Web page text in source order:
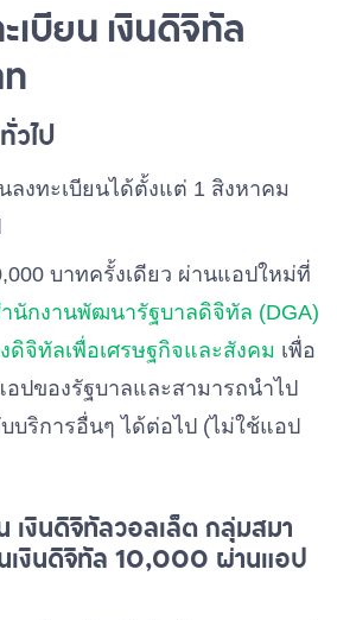
บียน เงินดิจิทัล
วไป
ลงทะเบียนได้ตั้งแต่ 1 สิงหาคม
บาทครั้งเดียว ผ่านแอปใหม่ที่
นักงานพัฒนารัฐบาลดิจิทัล (DGA)
ดิจิทัลเพื่อเศรษฐกิจและสังคม เพื่อ
อปของรัฐบาลและสามารถนำไป
ริการอื่นๆ ได้ต่อไป (ไม่ใช้แอป
เงินดิจิทัลวอลเล็ต กลุ่มสมา
เงินดิจิทัล 10,000 ผ่านแอป